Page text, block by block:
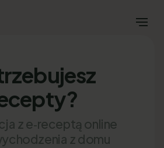
z e‑receptą online
z domu